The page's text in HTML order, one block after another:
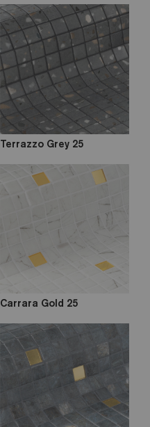
Terrazzo Grey 25
Carrara Gold 25